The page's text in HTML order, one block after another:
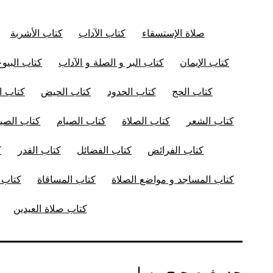
صلاة الإستسقاء كتاب الآداب كتاب الأشربة
كتاب الإيمان كتاب البر و الصلة و الآداب كتاب
كتاب الحج كتاب الحدود كتاب الحيض كتاب
كتاب الشعر كتاب الصلاة كتاب الصيام كتاب
كتاب الفرائض كتاب الفضائل كتاب القدر
كتاب المساجد و مواضع الصلاة كتاب المساقاة كتاب
كتاب صلاة العيدين